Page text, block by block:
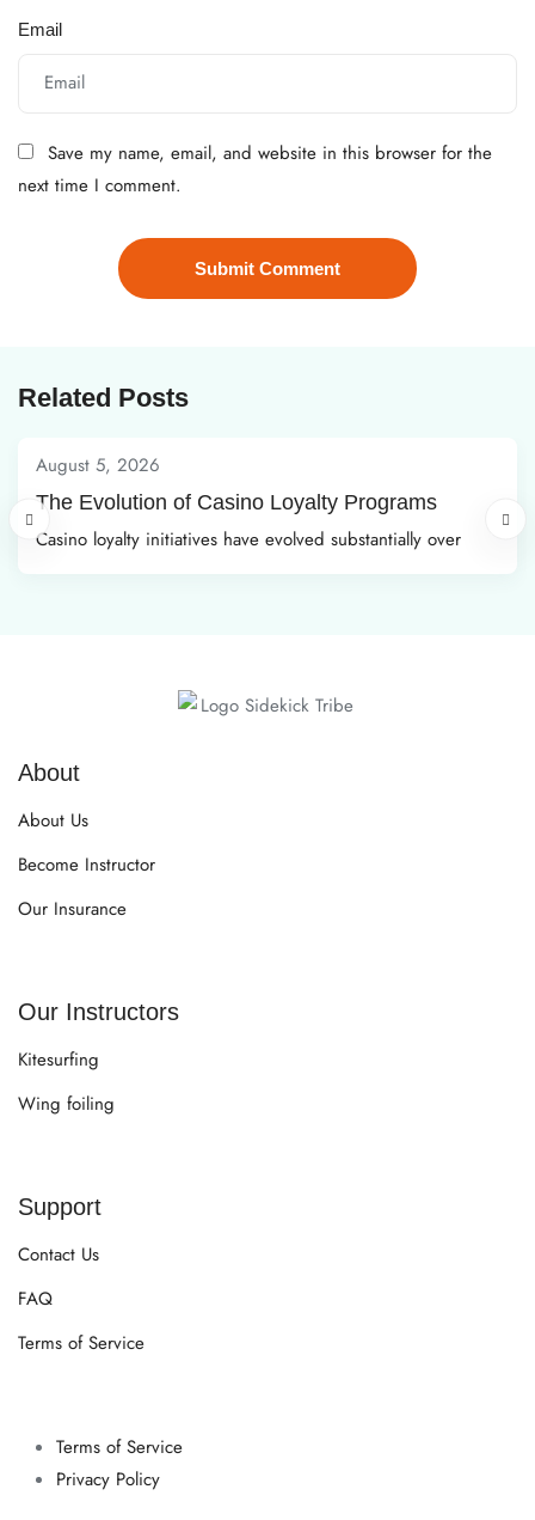
Email
Save my name, email, and website in this browser for the
next time I comment.
Related Posts
August 5, 2026
The Evolution of Casino Loyalty Programs
Casino loyalty initiatives have evolved substantially over
About
About Us
Become Instructor
Our Insurance
Our Instructors
Kitesurfing
Wing foiling
Support
Contact Us
FAQ
Terms of Service
Terms of Service
Privacy Policy